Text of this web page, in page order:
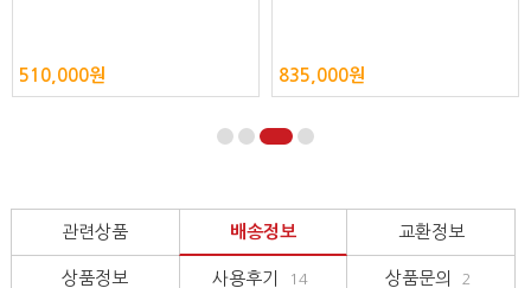
510,000원 835,000원
관련상품 배송정보 교환정보
상품정보 사용후기 14 상품문의 2